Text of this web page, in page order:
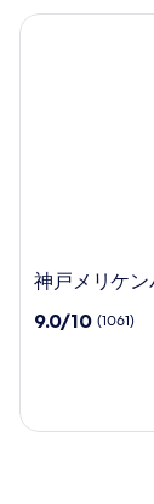
神
メ
パ
神戸メリケ
10
(1061)
9.0/10 (1061)
神戸メリケン